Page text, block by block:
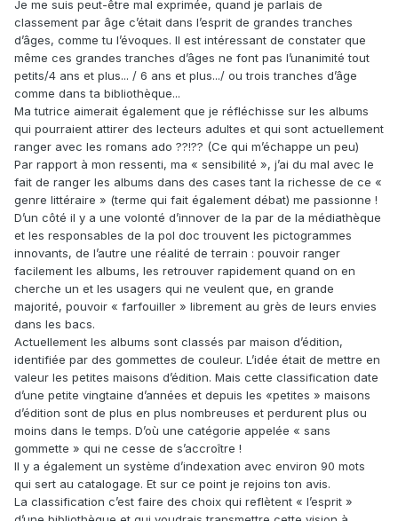
Je me suis peut-être mal exprimée, quand je parlais de
classement par âge c’était dans l’esprit de grandes tranches
d’âges, comme tu l’évoques. Il est intéressant de constater que
même ces grandes tranches d’âges ne font pas l’unanimité tout
petits/4 ans et plus... / 6 ans et plus.../ ou trois tranches d’âge
comme dans ta bibliothèque...
Ma tutrice aimerait également que je réfléchisse sur les albums
qui pourraient attirer des lecteurs adultes et qui sont actuellement
ranger avec les romans ado ??!?? (Ce qui m’échappe un peu)
Par rapport à mon ressenti, ma « sensibilité », j’ai du mal avec le
fait de ranger les albums dans des cases tant la richesse de ce «
genre littéraire » (terme qui fait également débat) me passionne !
D’un côté il y a une volonté d’innover de la par de la médiathèque
et les responsables de la pol doc trouvent les pictogrammes
innovants, de l’autre une réalité de terrain : pouvoir ranger
facilement les albums, les retrouver rapidement quand on en
cherche un et les usagers qui ne veulent que, en grande
majorité, pouvoir « farfouiller » librement au grès de leurs envies
dans les bacs.
Actuellement les albums sont classés par maison d’édition,
identifiée par des gommettes de couleur. L’idée était de mettre en
valeur les petites maisons d’édition. Mais cette classification date
d’une petite vingtaine d’années et depuis les «petites » maisons
d’édition sont de plus en plus nombreuses et perdurent plus ou
moins dans le temps. D’où une catégorie appelée « sans
gommette » qui ne cesse de s’accroître !
Il y a également un système d’indexation avec environ 90 mots
qui sert au catalogage. Et sur ce point je rejoins ton avis.
La classification c’est faire des choix qui reflètent « l’esprit »